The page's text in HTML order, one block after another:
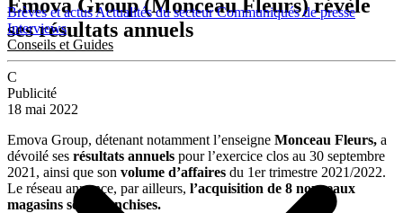
Brèves et actusActualités du secteurCommuniqués de presse
Interviews
Conseils et Guides
Emova Group (Monceau Fleurs) révèle
ses résultats annuels
C
Publicité
18 mai 2022
Emova Group, détenant notamment l’enseigne Monceau Fleurs, a
dévoilé ses résultats annuels pour l’exercice clos au 30 septembre
2021, ainsi que son volume d’affaires du 1er trimestre 2021/2022.
Le réseau annonce, par ailleurs, l’acquisition de 8 nouveaux
magasins sous franchises.